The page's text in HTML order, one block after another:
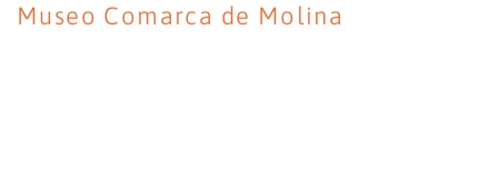
Museo Comarca de Molina